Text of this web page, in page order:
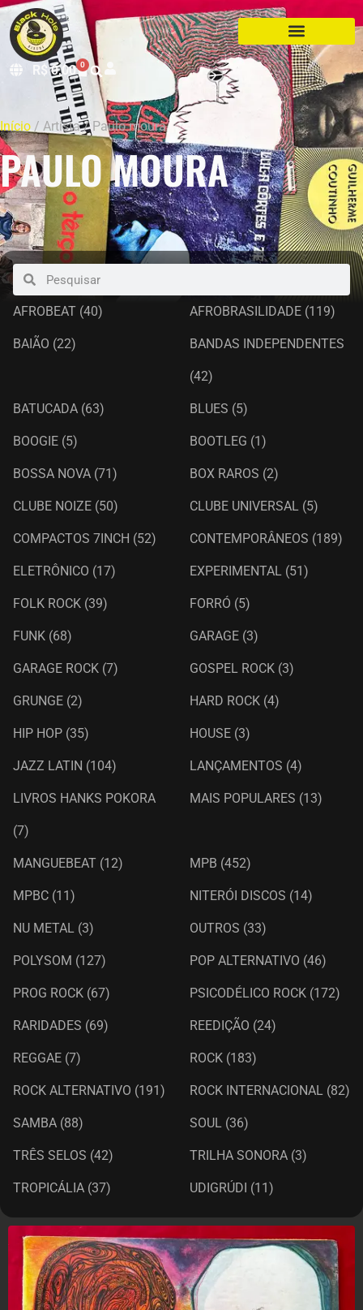
R$0,00 0
Início / Artista / Paulo moura
PAULO MOURA
AFROBEAT (40) AFROBRASILIDADE (119)
BAIÃO (22) BANDAS INDEPENDENTES
(42)
BATUCADA (63) BLUES (5)
BOOGIE (5) BOOTLEG (1)
BOSSA NOVA (71) BOX RAROS (2)
CLUBE NOIZE (50) CLUBE UNIVERSAL (5)
COMPACTOS 7INCH (52) CONTEMPORÂNEOS (189)
ELETRÔNICO (17) EXPERIMENTAL (51)
FOLK ROCK (39) FORRÓ (5)
FUNK (68) GARAGE (3)
GARAGE ROCK (7) GOSPEL ROCK (3)
GRUNGE (2) HARD ROCK (4)
HIP HOP (35) HOUSE (3)
JAZZ LATIN (104) LANÇAMENTOS (4)
LIVROS HANKS POKORA
(7)
MAIS POPULARES (13)
MANGUEBEAT (12) MPB (452)
MPBC (11) NITERÓI DISCOS (14)
NU METAL (3) OUTROS (33)
POLYSOM (127) POP ALTERNATIVO (46)
PROG ROCK (67) PSICODÉLICO ROCK (172)
RARIDADES (69) REEDIÇÃO (24)
REGGAE (7) ROCK (183)
ROCK ALTERNATIVO (191) ROCK INTERNACIONAL (82)
SAMBA (88) SOUL (36)
TRÊS SELOS (42) TRILHA SONORA (3)
TROPICÁLIA (37) UDIGRÚDI (11)